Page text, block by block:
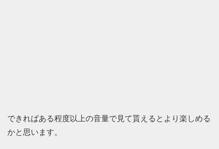
できればある程度以上の音量で見て貰えるとより楽しめる
かと思います。